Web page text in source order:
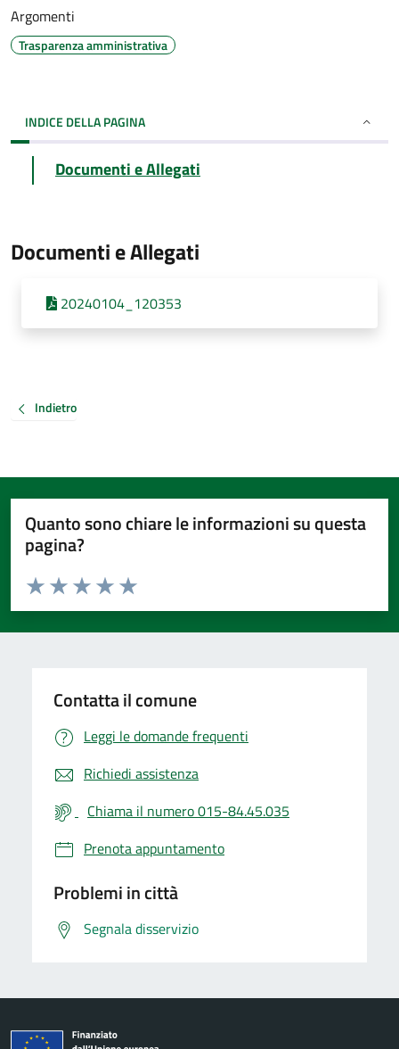
Argomenti
Trasparenza amministrativa
INDICE DELLA PAGINA
Documenti e Allegati
Documenti e Allegati
20240104_120353
Indietro
Quanto sono chiare le informazioni su questa
pagina?
Valuta da 1 a 5 stelle la pagina
Valuta 5 stelle su 5
Valuta 4 stelle su 5
Valuta 3 stelle su 5
Valuta 2 stelle su 5
Valuta 1 stelle su 5
Contatta il comune
Leggi le domande frequenti
Richiedi assistenza
Chiama il numero 015-84.45.035
Prenota appuntamento
Problemi in città
Segnala disservizio